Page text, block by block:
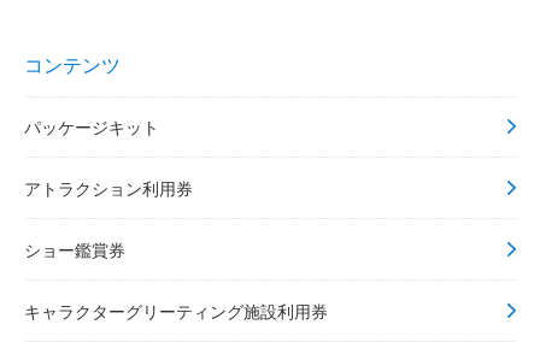
コンテンツ
パッケージキット
アトラクション利用券
ショー鑑賞券
キャラクターグリーティング施設利用券